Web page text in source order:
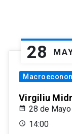
28
Virgiliu
28 de
14:00